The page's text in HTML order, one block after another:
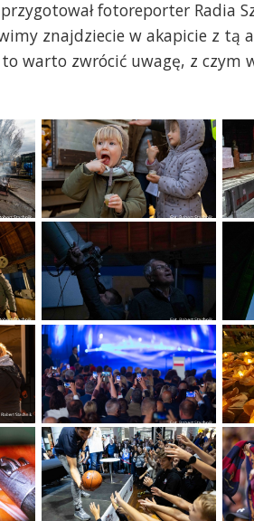
fotoreporter Radia
znajdziecie w akapicie z tą
warto zwrócić uwagę, z czym